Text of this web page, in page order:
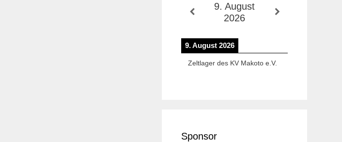
9. August
2026
9. August 2026
Zeltlager des KV Makoto e.V.
Sponsor